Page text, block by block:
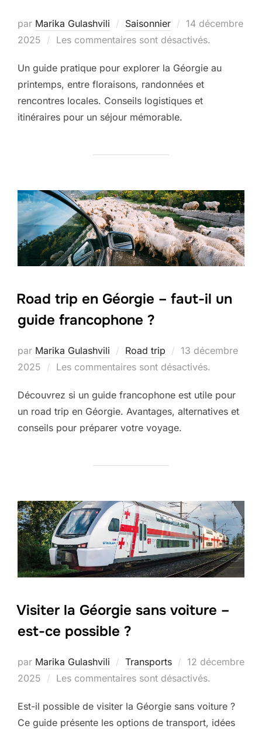
par Marika Gulashvili Saisonnier
Publié
le
14 décembre
2025
Les commentaires sont désactivés.
Un guide pratique pour explorer la Géorgie au
printemps, entre floraisons, randonnées et
rencontres locales. Conseils logistiques et
itinéraires pour un séjour mémorable.
Road trip en Géorgie – faut-il un
guide francophone ?
par Marika Gulashvili Road trip
Publié
le
13 décembre
2025
Les commentaires sont désactivés.
Découvrez si un guide francophone est utile pour
un road trip en Géorgie. Avantages, alternatives et
conseils pour préparer votre voyage.
Visiter la Géorgie sans voiture –
est-ce possible ?
par Marika Gulashvili Transports
Publié
le
12 décembre
2025
Les commentaires sont désactivés.
Est-il possible de visiter la Géorgie sans voiture ?
Ce guide présente les options de transport, idées